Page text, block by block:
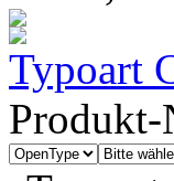
Typoart
Produkt-